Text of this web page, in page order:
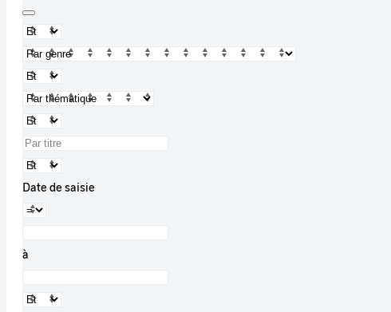
Date de saisie
à